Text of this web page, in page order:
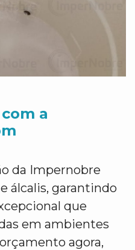
a
da Impernobre
álcalis, garantindo
que
em ambientes
agora,